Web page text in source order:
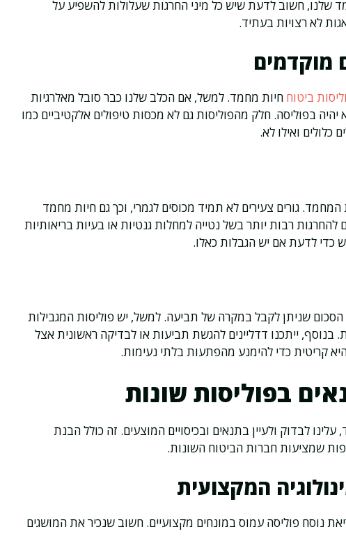
שלנו, חשוב לדעת שיש כל מיני החרגות שעלולות להשפיע על
לא רצויות בעתיד.
מוקדמים
ביטוח חיות מחמד. למשל, אם הכלב שלנו כבר סובל מאלרגיות
בפוליסה. חלק מהפוליסות גם לא מכסות טיפולים אלקטיביים כמו
כלולים ואילו לא.
גורים צעירים לא תמיד מכוסים לגמרי, וכך גם חיות מחמד
להחרגות רבות יותר בשל נטייה למחלות גנטיות או בעיות בריאותיות
כדי לדעת אם יש הגבלות כאלו.
שניתן לקבל במקרה של תביעה. למשל, יש פוליסות המגבילות
ייתכנו דדליינים להגשת תביעות או לבדיקה ראשונית אצל
קריטית כדי להימנע מהפתעות בלתי נעימות.
בפוליסות שונות
לבדוק ולעיין בתנאים ובכיסויים המוצעים. זה כולל הבנת
שמציעות חברות הביטוח השונות.
המקצועית
נוסח פוליסה עמוס במונחים מקצועיים. חשוב שנכיר את המושגים